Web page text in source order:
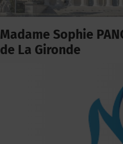
Madame Sophie
de La Gironde